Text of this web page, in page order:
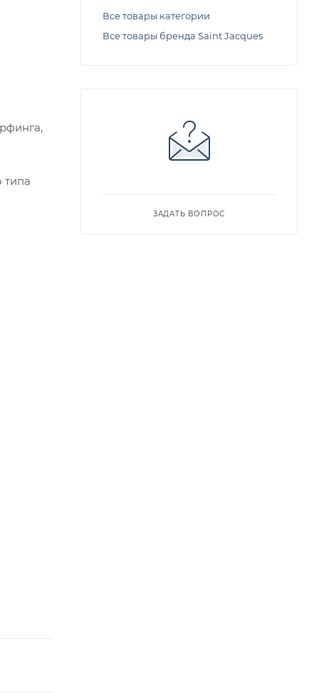
типа
Все товары категории
Все товары бренда Saint Jacques
ЗАДАТЬ ВОПРОС